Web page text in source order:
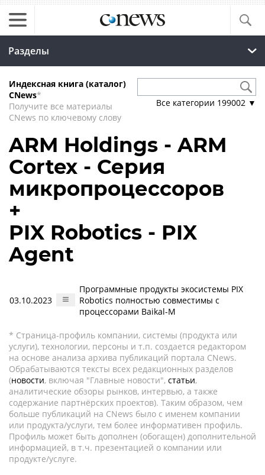
Разделы
Индексная книга (каталог)
CNews*
Получите все материалы
CNews по ключевому слову
Все категории 199002 ▼
ARM Holdings - ARM
Cortex - Серия
микропроцессоров
+
PIX Robotics - PIX
Agent
03.10.2023
Программные продукты экосистемы PIX
Robotics полностью совместимы с
процессорами Baikal-М
* Страница-профиль компании, системы (продукта или
услуги), технологии, персоны и т.п. создается редактором
на основе анализа архива публикаций портала CNews.
Обрабатываются тексты всех редакционных разделов
(новости, включая "Главные новости", статьи,
аналитические обзоры рынков, интервью, а также
содержание партнёрских проектов). Таким образом, чем
больше публикаций на CNews было с именем компании
или продукта/услуги, тем более информативен профиль.
Профиль может быть дополнен (обогащен) дополнительной
информацией, в т.ч. презентацией о компании или
продукте/услуге.